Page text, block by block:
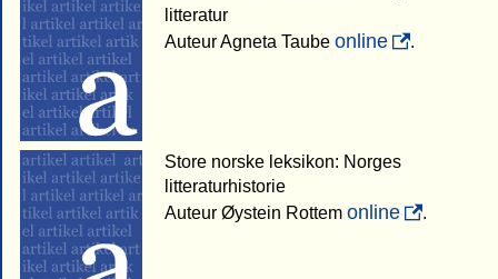
litteratur
Auteur Agneta Taube online .
Store norske leksikon: Norges
litteraturhistorie
Auteur Øystein Rottem online .